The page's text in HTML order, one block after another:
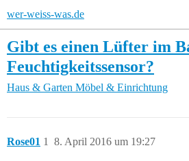
wer-weiss-was.de
Gibt es einen Lüfter im
Feuchtigkeitssensor?
Haus & Garten Möbel & Einrichtung
Rose01 8. April 2016 um 19:27
1